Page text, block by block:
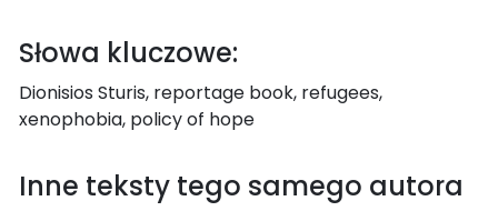
Słowa kluczowe:
Dionisios Sturis, reportage book, refugees,
xenophobia, policy of hope
Inne teksty tego samego autora